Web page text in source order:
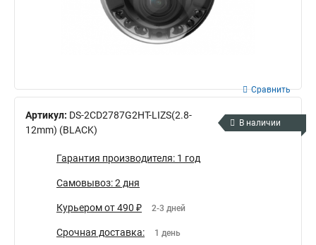
Артикул: DS-2CD2787G2HT-LIZS(2.8-
12mm) (BLACK)
Сравнить
В наличии
Гарантия производителя: 1 год
Самовывоз: 2 дня
Курьером от 490 ₽ 2-3 дней
Срочная доставка: 1 день